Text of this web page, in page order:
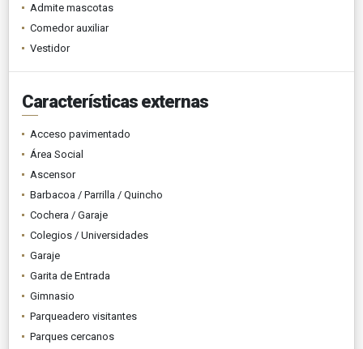
Admite mascotas
Comedor auxiliar
Vestidor
Características externas
Acceso pavimentado
Área Social
Ascensor
Barbacoa / Parrilla / Quincho
Cochera / Garaje
Colegios / Universidades
Garaje
Garita de Entrada
Gimnasio
Parqueadero visitantes
Parques cercanos